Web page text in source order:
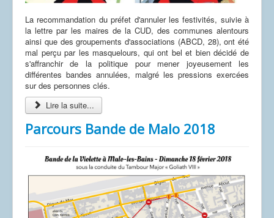
La recommandation du préfet d'annuler les festivités, suivie à
la lettre par les maires de la CUD, des communes alentours
ainsi que des groupements d'associations (ABCD, 28), ont été
mal perçu par les masquelours, qui ont bel et bien décidé de
s'affranchir de la politique pour mener joyeusement les
différentes bandes annulées, malgré les pressions exercées
sur des personnes clés.
Lire la suite...
Parcours Bande de Malo 2018